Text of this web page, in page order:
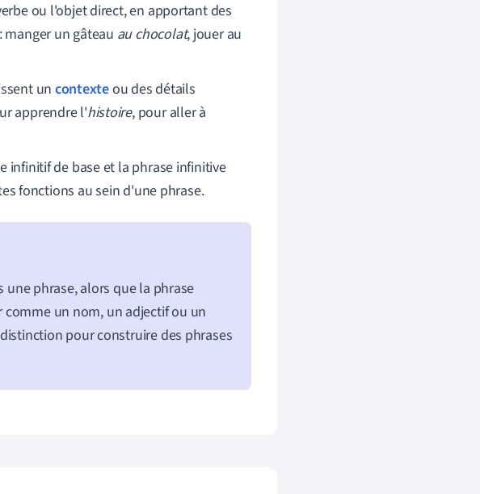
ou l'objet direct, en apportant des
un gâteau au chocolat, jouer au
un contexteou des détails
apprendre l'histoire, pour aller à
infinitif de base et la phrase infinitive
fonctions au sein d'une phrase.
une phrase, alors que la phrase
un nom, un adjectif ou un
pour construire des phrases